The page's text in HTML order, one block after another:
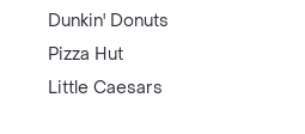
Dunkin' Donuts
Pizza Hut
Little Caesars